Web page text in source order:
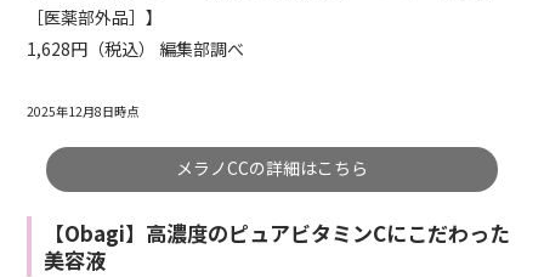
［医薬部外品］】
1,628円（税込） 編集部調べ
2025年12月8日時点
メラノCCの詳細はこちら
【Obagi】高濃度のピュアビタミンCにこだわった
美容液